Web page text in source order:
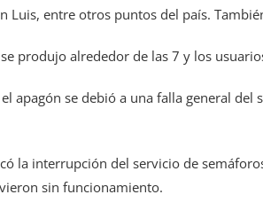
Luis, entre otros puntos del país.
produjo alrededor de las 7 y los
apagón se debió a una falla general
la interrupción del servicio de
sin funcionamiento.